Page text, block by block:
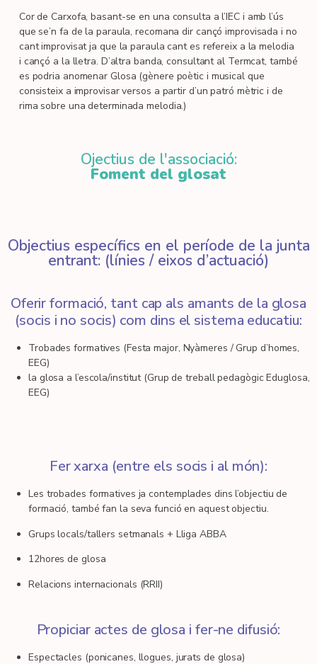
Cor de Carxofa, basant-se en una consulta a l’IEC i amb l’ús
que se’n fa de la paraula, recomana dir cançó improvisada i no
cant improvisat ja que la paraula cant es refereix a la melodia
i cançó a la lletra. D’altra banda, consultant al Termcat, també
es podria anomenar Glosa (gènere poètic i musical que
consisteix a improvisar versos a partir d’un patró mètric i de
rima sobre una determinada melodia.)
Ojectius de l'associació:
Foment del glosat
Objectius específics en el període de la junta
entrant: (línies / eixos d’actuació)
Oferir formació, tant cap als amants de la glosa
(socis i no socis) com dins el sistema educatiu:
Trobades formatives (Festa major, Nyàmeres / Grup d’homes,
EEG)
la glosa a l’escola/institut (Grup de treball pedagògic Eduglosa,
EEG)
Fer xarxa (entre els socis i al món):
Les trobades formatives ja contemplades dins l’objectiu de
formació, també fan la seva funció en aquest objectiu.
Grups locals/tallers setmanals + Lliga ABBA
12hores de glosa
Relacions internacionals (RRII)
Propiciar actes de glosa i fer-ne difusió:
Espectacles (ponicanes, llogues, jurats de glosa)